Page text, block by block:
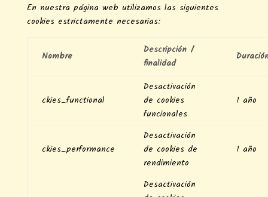
En nuestra página web utilizamos las siguientes
cookies estrictamente necesarias:
Nombre
Descripción /
finalidad
ckies_functional
Desactivación
de cookies
funcionales
1 año
ckies_performance
Desactivación
de cookies de
rendimiento
1 año
Desactivación